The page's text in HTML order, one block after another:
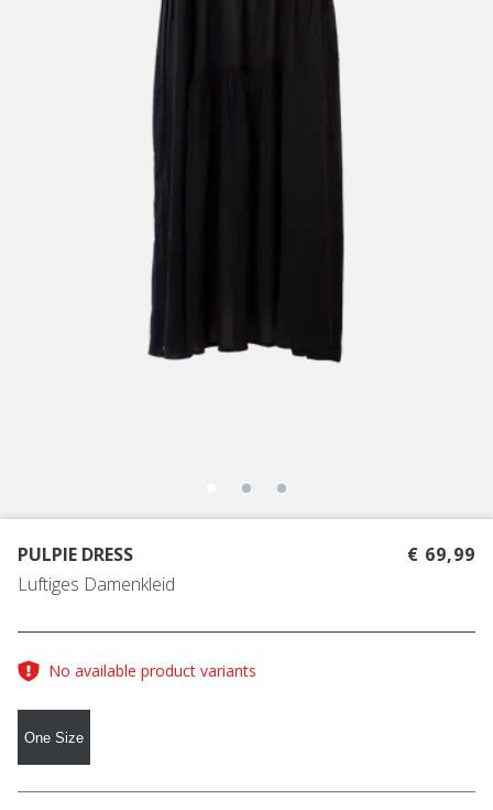
PULPIE DRESS
Luftiges Damenkleid
€ 69,99
No available product variants
One Size